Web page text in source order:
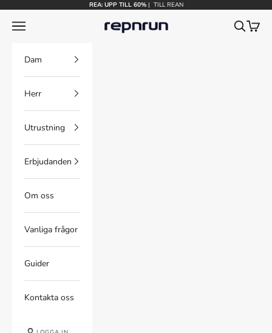
REA: UPP TILL 60% | TILL REAN
Repnrun
Meny Sök
Dam
Herr
Utrustning
Erbjudanden
Om oss
Vanliga frågor
Guider
Kontakta oss